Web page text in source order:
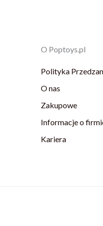
O Poptoys.pl
Polityka
O nas
Zakupowe
Informacje o
Kariera